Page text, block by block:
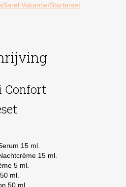
Vakantie/Starterset
Confort
15 ml.
15 ml.
5 ml.
ml.
50 ml.